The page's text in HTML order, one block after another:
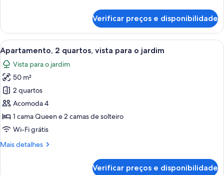
duplo
standard
Verificar preços e disponibilidade
Carrega
todas
as
fotos
de
Apartamento,
2
quartos,
para
Apartamento, 2 quartos, vista para o
15
Apartamento, 2 quartos, vista para o jardim
Vista para o jardim
50 m²
2 quartos
Acomoda 4
1 cama Queen e 2 camas de solteiro
Wi-Fi grátis
Mais detalhes
Mais
Verificar preços e disponibilidade